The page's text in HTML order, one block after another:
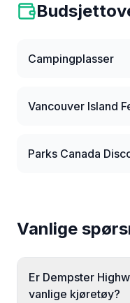
Campingplasser
Vancouver Island
Parks Canada
Vanlige
Er Dempster
vanlige kjøretøy?